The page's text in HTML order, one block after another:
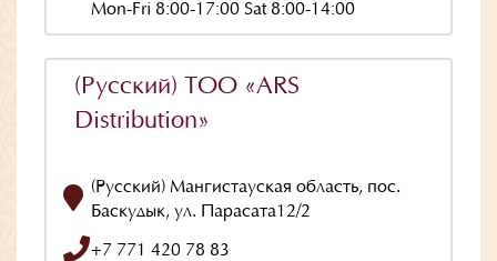
Mon-Fri 8:00-17:00 Sat 8:00-14:00
(Русский) ТОО «ARS
Distribution»
(Русский) Мангистауская область, пос.
Баскудык, ул. Парасата12/2
+7 771 420 78 83